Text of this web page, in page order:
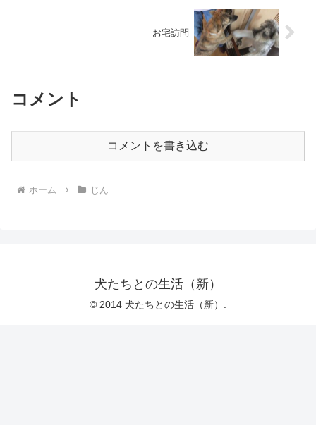
お宅訪問
コメント
コメントを書き込む
ホーム じん
犬たちとの生活（新）
© 2014 犬たちとの生活（新）.